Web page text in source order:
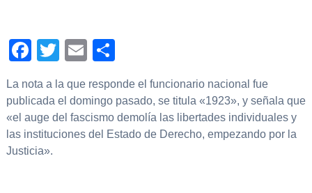
Facebook
TwitterEmail
La nota a la que responde el funcionario nacional fue
publicada el domingo pasado, se titula «1923», y señala que
«el auge del fascismo demolía las libertades individuales y
las instituciones del Estado de Derecho, empezando por la
Justicia».